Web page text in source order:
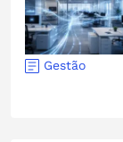
Gestão